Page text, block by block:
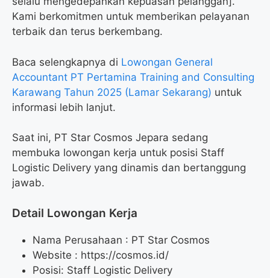
Kami berkomitmen untuk memberikan pelayanan
terbaik dan terus berkembang.
Baca selengkapnya di Lowongan General
Accountant PT Pertamina Training and Consulting
Karawang Tahun 2025 (Lamar Sekarang) untuk
informasi lebih lanjut.
Saat ini, PT Star Cosmos Jepara sedang
membuka lowongan kerja untuk posisi Staff
Logistic Delivery yang dinamis dan bertanggung
jawab.
Detail Lowongan Kerja
Nama Perusahaan : PT Star Cosmos
Website : https://cosmos.id/
Posisi: Staff Logistic Delivery